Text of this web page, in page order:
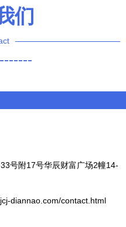
们
号附17号华辰财富广场2幢14-
diannao.com/contact.html